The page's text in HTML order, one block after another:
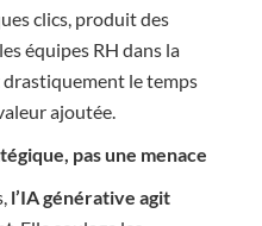
clics, produit des
équipes RH dans la
le temps
ajoutée.
pas une menace
l’IA générative agit